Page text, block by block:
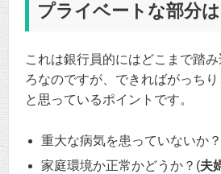
プライベートな部分
これは銀行員的にはどこまで踏
ろなのですが、できればがっち
と思っているポイントです。
重大な病気を患っていないか
家庭環境か正常かどうか？(夫